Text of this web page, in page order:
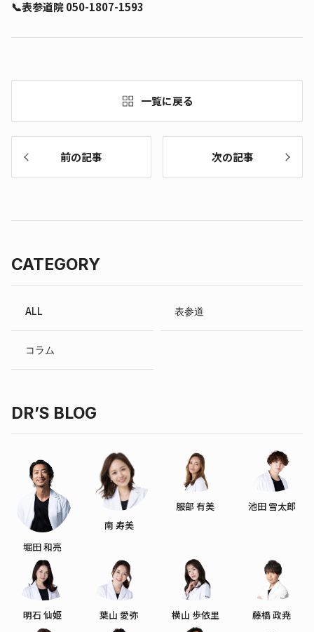
📞表参道院 050-1807-1593
前の記事
一覧に戻る
次の記事
CATEGORY
ALL 表参道
コラム
DR’S BLOG
堀田 和亮
南 寿美
服部 有美 池田 雪太郎
明石 仙姫 葉山 愛弥 横山 歩依里 藤橋 政尭